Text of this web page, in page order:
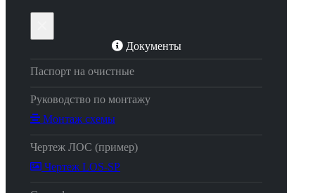
Документы
Паспорт на очистные
Руководство по монтажу
Монтаж схемы
Чертеж ЛОС (пример)
Чертеж LOS-SP